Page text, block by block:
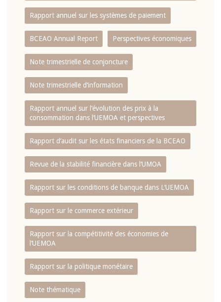
Rapport annuel sur les systèmes de paiement
BCEAO Annual Report Perspectives économiques
Note trimestrielle de conjoncture
Note trimestrielle d‘information
Rapport annuel sur l‘évolution des prix à la
consommation dans l‘UEMOA et perspectives
Rapport d‘audit sur les états financiers de la BCEAO
Revue de la stabilité financière dans l‘UMOA
Rapport sur les conditions de banque dans L‘UEMOA
Rapport sur le commerce extérieur
Rapport sur la compétitivité des économies de
l‘UEMOA
Rapport sur la politique monétaire
Note thématique